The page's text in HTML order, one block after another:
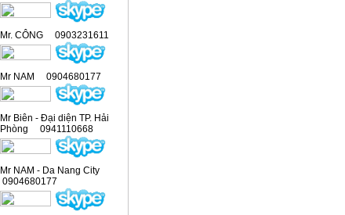
Mr. CÔNG 0903231611
Mr NAM 0904680177
Mr Biên - Đại diện TP. Hải
Phòng 0941110668
Mr NAM - Da Nang City
0904680177